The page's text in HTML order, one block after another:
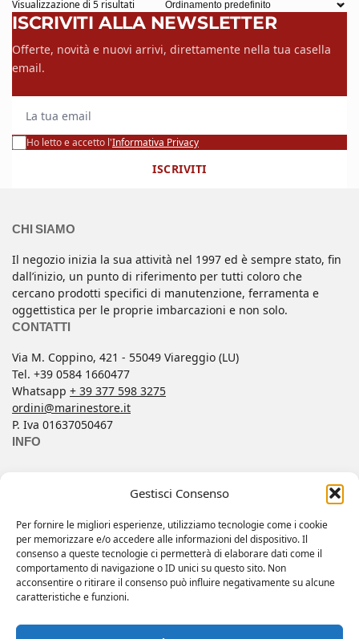
Gestisci Consenso
Per fornire le migliori esperienze, utilizziamo tecnologie come i cookie
per memorizzare e/o accedere alle informazioni del dispositivo. Il
consenso a queste tecnologie ci permetterà di elaborare dati come il
comportamento di navigazione o ID unici su questo sito. Non
acconsentire o ritirare il consenso può influire negativamente su alcune
caratteristiche e funzioni.
Visualizzazione di 5 risultati
ISCRIVITI ALLA NEWSLETTER
Offerte, novità e nuovi arrivi, direttamente nella tua casella
email.
Ho letto e accetto l'Informativa Privacy
ISCRIVITI
CHI SIAMO
Il negozio inizia la sua attività nel 1997 ed è sempre stato, fin
dall’inizio, un punto di riferimento per tutti coloro che
cercano prodotti specifici di manutenzione, ferramenta e
oggettistica per le proprie imbarcazioni e non solo.
CONTATTI
Via M. Coppino, 421 - 55049 Viareggio (LU)
Tel. +39 0584 1660477
Whatsapp + 39 377 598 3275
ordini@marinestore.it
P. Iva 01637050467
INFO
FAQ
Informativa Privacy
Il mio account
Wishlist